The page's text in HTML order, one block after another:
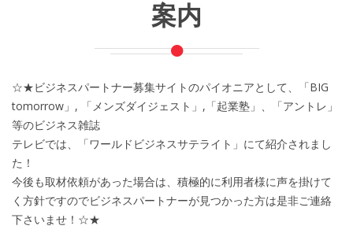
案内
☆★ビジネスパートナー募集サイトのパイオニアとして、「BIG
tomorrow」, 「メンズダイジェスト」,「起業塾」、「アントレ」
等のビジネス雑誌
テレビでは、「ワールドビジネスサテライト」にて紹介されまし
た！
今後も取材依頼があった場合は、積極的に利用者様に声を掛けて
く方針ですのでビジネスパートナーが見つかった方は是非ご連絡
下さいませ！☆★